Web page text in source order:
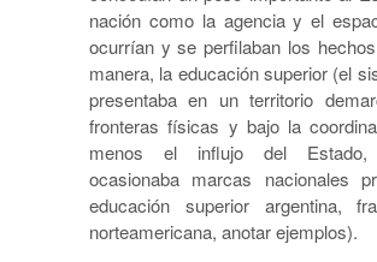
nación como la agencia y el
ocurrían y se perfilaban los
manera, la educación superior (el
presentaba en un territorio
fronteras físicas y bajo la
menos el influjo del
ocasionaba marcas nacionales
educación superior argentina,
norteamericana, anotar ejemplos).